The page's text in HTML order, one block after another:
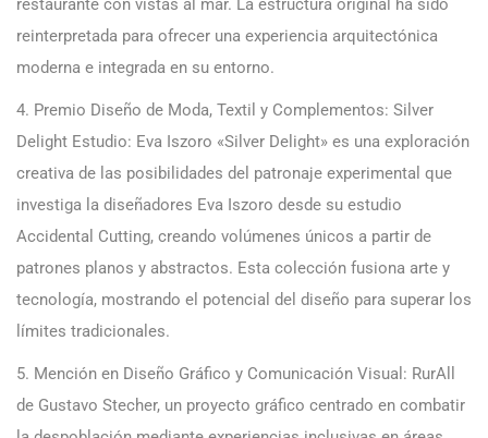
reinterpretada para ofrecer una experiencia arquitectónica
moderna e integrada en su entorno.
4. Premio Diseño de Moda, Textil y Complementos: Silver
Delight Estudio: Eva Iszoro «Silver Delight» es una exploración
creativa de las posibilidades del patronaje experimental que
investiga la diseñadores Eva Iszoro desde su estudio
Accidental Cutting, creando volúmenes únicos a partir de
patrones planos y abstractos. Esta colección fusiona arte y
tecnología, mostrando el potencial del diseño para superar los
límites tradicionales.
5. Mención en Diseño Gráfico y Comunicación Visual: RurAll
de Gustavo Stecher, un proyecto gráfico centrado en combatir